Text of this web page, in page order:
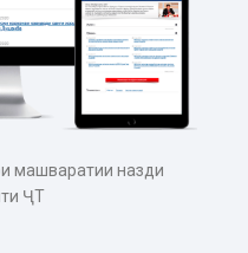
машваратии назди
ҶТ